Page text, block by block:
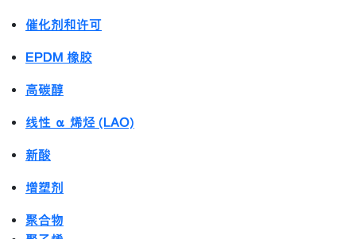
催化剂和许可
EPDM 橡胶
高碳醇
线性 α 烯烃 (LAO)
新酸
增塑剂
聚合物